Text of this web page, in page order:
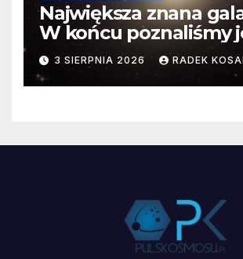
Największa znana
W końcu poznaliśmy
faktyczne wymiary
3 SIERPNIA 2026 RADEK